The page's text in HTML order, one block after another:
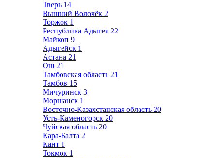
Тверь 14
Вышний Волочёк 2
Торжок 1
Республика Адыгея 22
Майкоп 9
Адыгейск 1
Астана 21
Ош 21
Тамбовская область 21
Тамбов 15
Мичуринск 3
Моршанск 1
Восточно-Казахстанская область 20
Усть-Каменогорск 20
Чуйская область 20
Кара-Балта 2
Кант 1
Токмок 1